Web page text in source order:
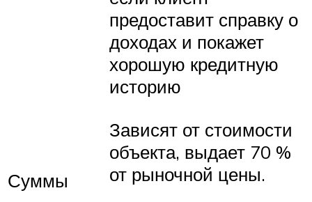
предоставит справку о
доходах и покажет
хорошую кредитную
историю
Суммы
Зависят от стоимости
объекта, выдает 70 %
от рыночной цены.